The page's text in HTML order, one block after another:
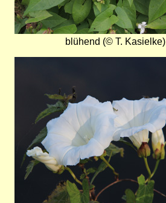
blühend (© T. Kasielke)